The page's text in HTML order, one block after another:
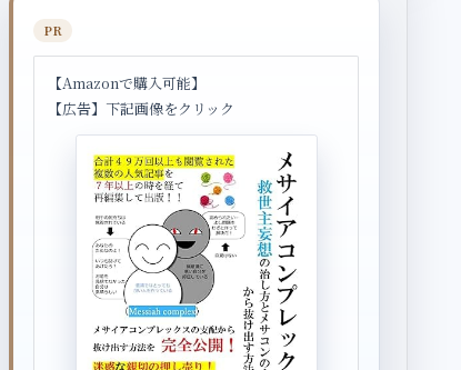
PR
【Amazonで購入可能】
【広告】下記画像をクリック